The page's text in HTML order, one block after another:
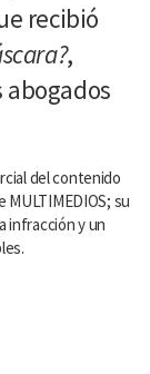
recibió
,
abogados
del contenido
su
infracción y un